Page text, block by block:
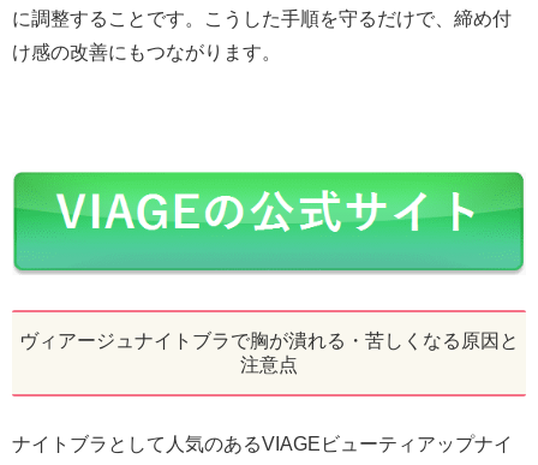
に調整することです。こうした手順を守るだけで、締め付
け感の改善にもつながります。
ヴィアージュナイトブラで胸が潰れる・苦しくなる原因と
注意点
ナイトブラとして人気のあるVIAGEビューティアップナイ